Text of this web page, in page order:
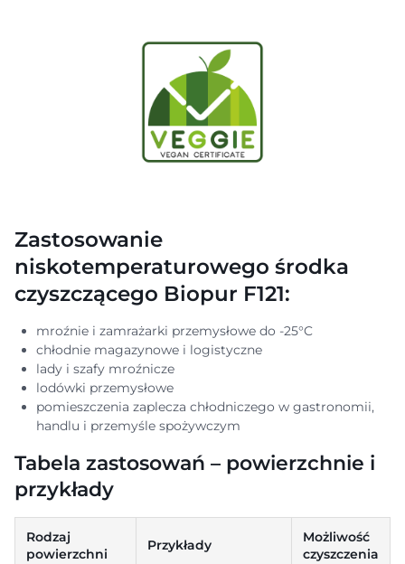
Zastosowanie
niskotemperaturowego środka
czyszczącego Biopur F121:
mroźnie i zamrażarki przemysłowe do -25°C
chłodnie magazynowe i logistyczne
lady i szafy mroźnicze
lodówki przemysłowe
pomieszczenia zaplecza chłodniczego w gastronomii,
handlu i przemyśle spożywczym
Tabela zastosowań – powierzchnie i
przykłady
Rodzaj
powierzchni
Przykłady
Możliwość
czyszczenia